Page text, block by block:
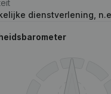
dienstverlening,